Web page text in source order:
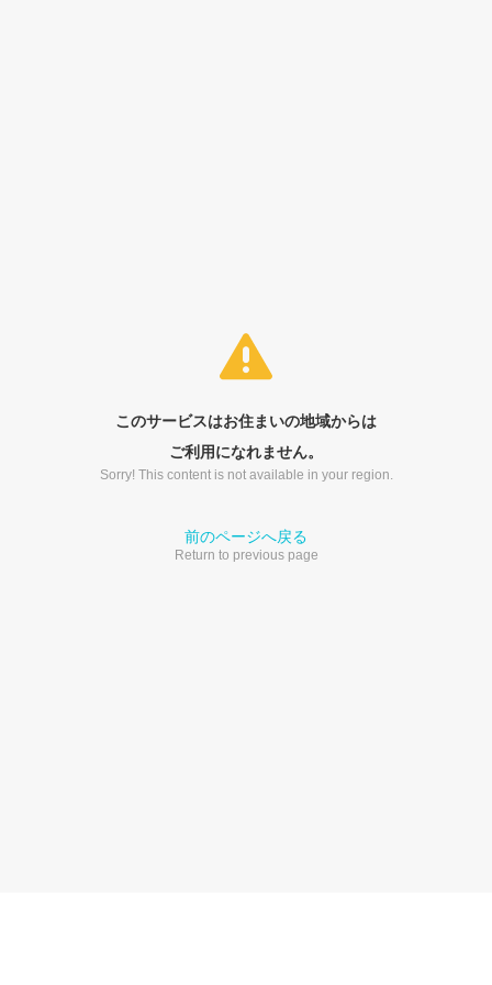
このサービスはお住まいの地域からは
ご利用になれません。
Sorry! This content is not available in your region.
前のページへ戻る
Return to previous page